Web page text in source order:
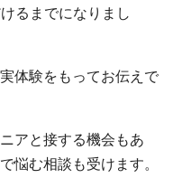
るまでになりまし
体験をもってお伝えで
アと接する機会もあ
悩む相談も受けます。